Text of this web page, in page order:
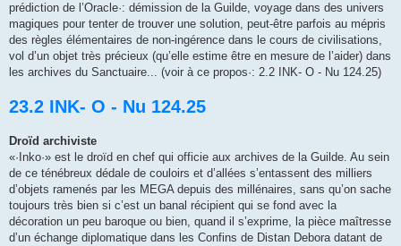
prédiction de l’Oracle·: démission de la Guilde, voyage dans des univers
magiques pour tenter de trouver une solution, peut-être parfois au mépris
des règles élémentaires de non-ingérence dans le cours de civilisations,
vol d’un objet très précieux (qu’elle estime être en mesure de l’aider) dans
les archives du Sanctuaire... (voir à ce propos·: 2.2 INK- O - Nu 124.25)
23.2 INK- O - Nu 124.25
Droïd archiviste
«·Inko·» est le droïd en chef qui officie aux archives de la Guilde. Au sein
de ce ténébreux dédale de couloirs et d’allées s’entassent des milliers
d’objets ramenés par les MEGA depuis des millénaires, sans qu’on sache
toujours très bien si c’est un banal récipient qui se fond avec la
décoration un peu baroque ou bien, quand il s’exprime, la pièce maîtresse
d’un échange diplomatique dans les Confins de Distan Debora datant de